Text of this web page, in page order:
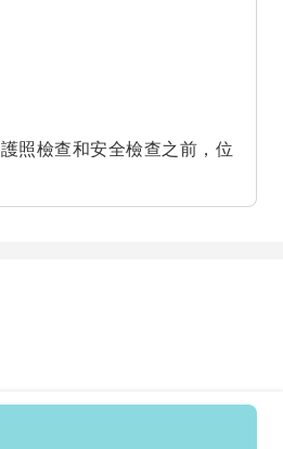
照檢查和安全檢查之前，位